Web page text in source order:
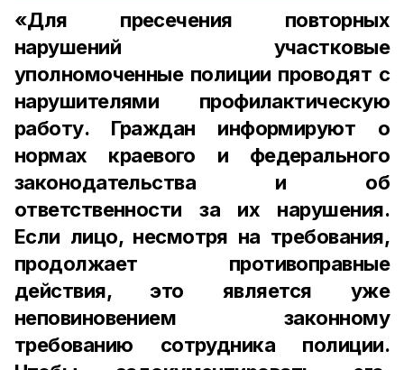
«Для пресечения повторных
нарушений участковые
уполномоченные полиции проводят с
нарушителями профилактическую
работу. Граждан информируют о
нормах краевого и федерального
законодательства и об
ответственности за их нарушения.
Если лицо, несмотря на требования,
продолжает противоправные
действия, это является уже
неповиновением законному
требованию сотрудника полиции.